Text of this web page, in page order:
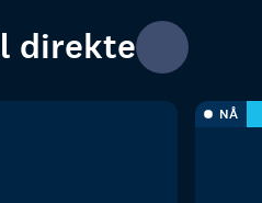
direkte
NÅ